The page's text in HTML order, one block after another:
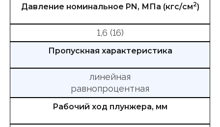
Давление номинальное PN, МПа (кгс/см2)
1,6 (16)
Пропускная характеристика
линейная
равнопроцентная
Рабочий ход плунжера, мм